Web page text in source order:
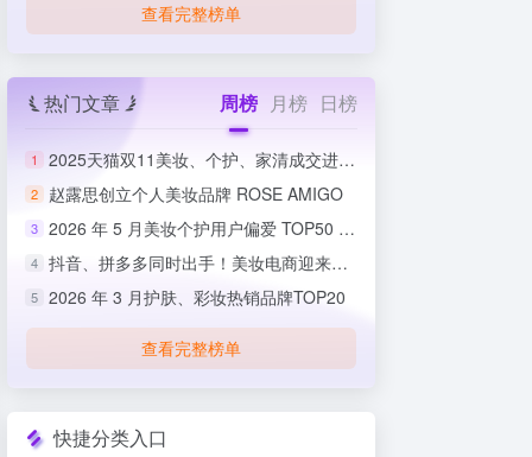
查看完整榜单
热门文章 周榜 月榜 日榜
1 2025天猫双11美妆、个护、家清成交进度排行榜
2 赵露思创立个人美妆品牌 ROSE AMIGO
3 2026 年 5 月美妆个护用户偏爱 TOP50 榜单出炉
4 抖音、拼多多同时出手！美妆电商迎来史上最严整治
5 2026 年 3 月护肤、彩妆热销品牌TOP20
查看完整榜单
快捷分类入口